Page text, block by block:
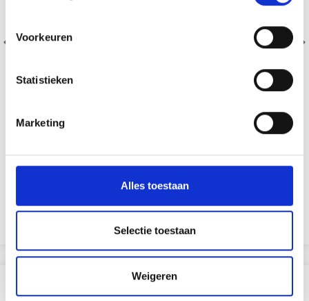
Voorkeuren
Statistieken
Marketing
Alles toestaan
Selectie toestaan
Weigeren
35 CM